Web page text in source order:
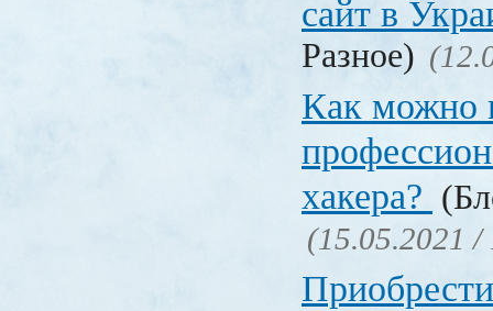
сайт в
Разное)
Как можно
хакера?
(15.05.2021 /